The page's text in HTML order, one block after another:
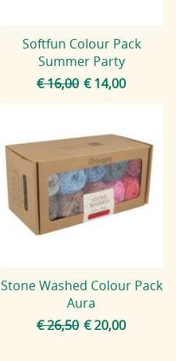
Softfun Colour Pack
Summer Party
€ 16,00 € 14,00
Stone Washed Colour Pack
Aura
€ 26,50 € 20,00